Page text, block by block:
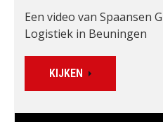
Een video van Spaansen
Logistiek in Beuningen
KIJKEN